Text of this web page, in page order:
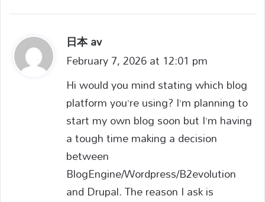
日本 avs
a
y
s
:
February 7, 2026 at 12:01 pm
Hi would you mind stating which blog
platform you’re using? I’m planning to
start my own blog soon but I’m having
a tough time making a decision
between
BlogEngine/Wordpress/B2evolution
and Drupal. The reason I ask is